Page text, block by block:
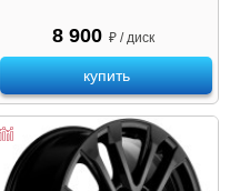
8 900 ₽ / диск
купить